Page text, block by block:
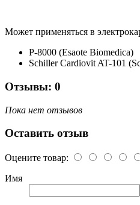
Может применяться в
P-8000 (Esaote Biomedica)
Schiller Cardiovit AT-101
Отзывы: 0
Пока нет отзывов
Оставить отзыв
Оцените товар:
Имя